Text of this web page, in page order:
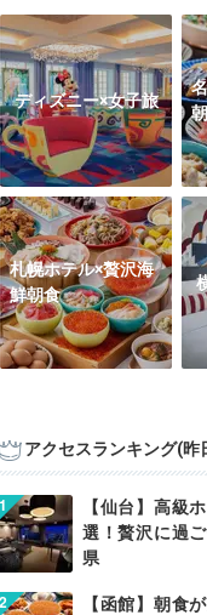
ディズニー×女子旅
札幌ホテル×贅沢海
鮮朝食
アクセスランキング(昨
【仙台】高級
選！贅沢に過
県
【函館】朝食